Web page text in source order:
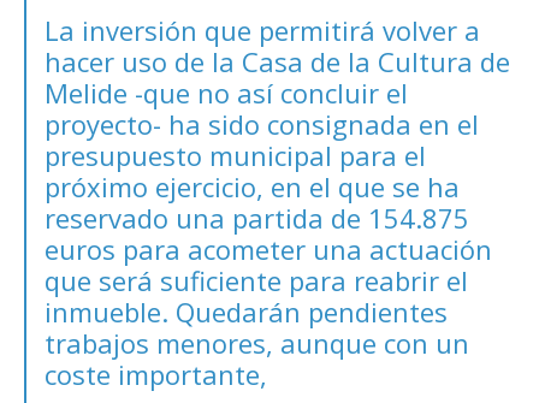
La inversión que permitirá volver a
hacer uso de la Casa de la Cultura de
Melide -que no así concluir el
proyecto- ha sido consignada en el
presupuesto municipal para el
próximo ejercicio, en el que se ha
reservado una partida de 154.875
euros para acometer una actuación
que será suficiente para reabrir el
inmueble. Quedarán pendientes
trabajos menores, aunque con un
coste importante,